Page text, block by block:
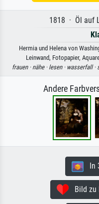
1818 · Öl auf
Hermia und Helena von
Leinwand, Fotopapier,
frauen · nähe · lesen · wasserfall ·
Andere
In
Bild zu